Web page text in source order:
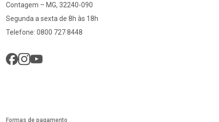
Contagem – MG, 32240-090
Segunda a sexta de 8h às 18h
Telefone: 0800 727 8448
Formas de pagamento